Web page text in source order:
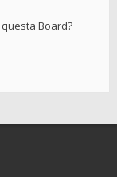
Board?